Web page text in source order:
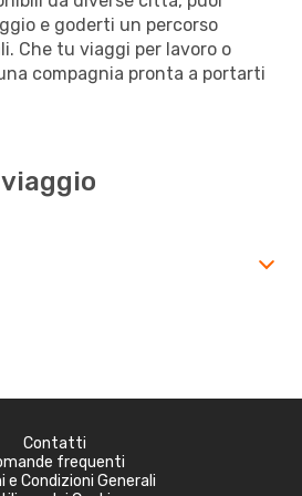
e goderti un percorso
Che tu viaggi per lavoro o
compagnia pronta a portarti
Contatti
frequenti
e Condizioni Generali